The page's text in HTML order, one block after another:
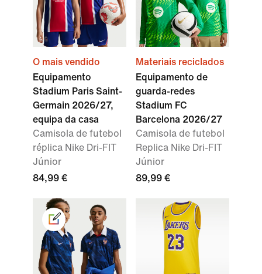
O mais vendido
Equipamento
Stadium Paris Saint-
Germain 2026/27,
equipa da casa
Camisola de futebol
réplica Nike Dri-FIT
Júnior
84,99 €
Materiais reciclados
Equipamento de
guarda-redes
Stadium FC
Barcelona 2026/27
Camisola de futebol
Replica Nike Dri-FIT
Júnior
89,99 €